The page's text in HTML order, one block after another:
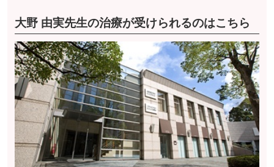
大野 由実先生の治療が受けられるのはこちら